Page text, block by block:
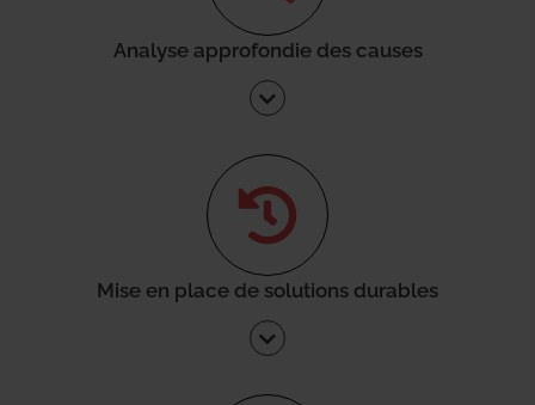
Analyse approfondie des causes
Mise en place de solutions durables